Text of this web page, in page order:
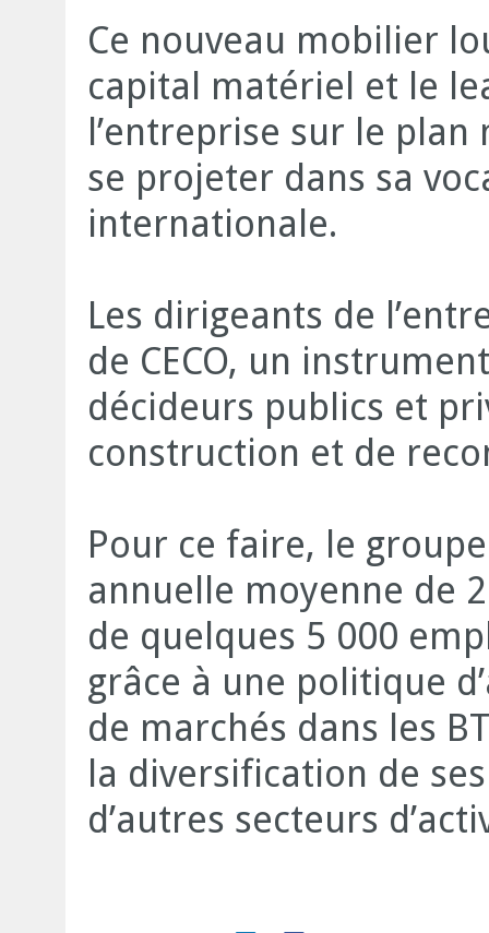
Ce nouveau mobilier
capital matériel et le
l’entreprise sur le
se projeter dans sa
internationale.
Les dirigeants de
de CECO, un
décideurs publics et
construction et de
Pour ce faire, le
annuelle moyenne de
de quelques 5 000
grâce à une politique
de marchés dans les
la diversification de
d’autres secteurs